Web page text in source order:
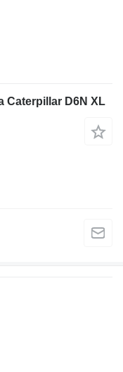
Caterpillar D6N XL